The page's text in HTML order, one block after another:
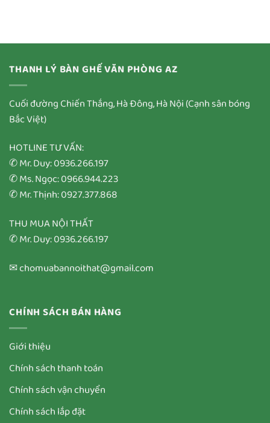
THANH LÝ BÀN GHẾ VĂN PHÒNG AZ
Cuối đường Chiến Thắng, Hà Đông, Hà Nội (Cạnh sân bóng
Bắc Việt)
HOTLINE TƯ VẤN:
✆ Mr. Duy: 0936.266.197
✆ Ms. Ngọc: 0966.944.223
✆ Mr. Thịnh: 0927.377.868
THU MUA NỘI THẤT
✆ Mr. Duy: 0936.266.197
✉ chomuabannoithat@gmail.com
CHÍNH SÁCH BÁN HÀNG
Giới thiệu
Chính sách thanh toán
Chính sách vận chuyển
Chính sách lắp đặt